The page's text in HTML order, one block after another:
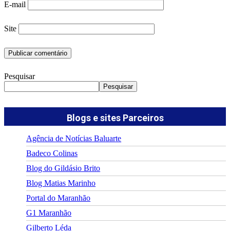
E-mail
Site
Pesquisar
Pesquisar
Blogs e sites Parceiros
Agência de Notícias Baluarte
Badeco Colinas
Blog do Gildásio Brito
Blog Matias Marinho
Portal do Maranhão
G1 Maranhão
Gilberto Léda